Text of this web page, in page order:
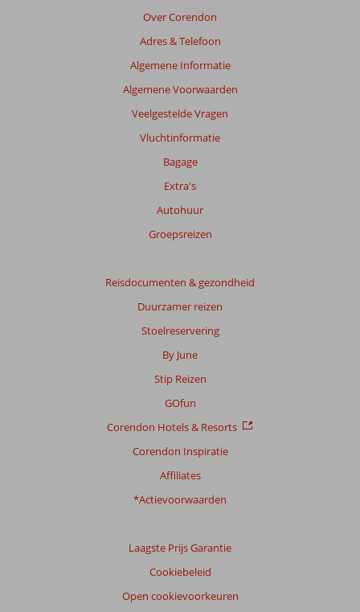
Over Corendon
Adres & Telefoon
Algemene Informatie
Algemene Voorwaarden
Veelgestelde Vragen
Vluchtinformatie
Bagage
Extra's
Autohuur
Groepsreizen
Reisdocumenten & gezondheid
Duurzamer reizen
Stoelreservering
By June
Stip Reizen
GOfun
Corendon Hotels & Resorts
Corendon Inspiratie
Affiliates
*Actievoorwaarden
Laagste Prijs Garantie
Cookiebeleid
Open cookievoorkeuren